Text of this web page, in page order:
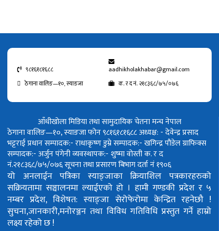
९८१६१८१६८८
aadhikholakhabar@gmail.com
ठेगाना वालिङ—१०, स्याङजा
क. र द नं. २१८३६८/७५/०७६
आँधीखोला मिडिया तथा सामुदायिक चेतना मन्च नेपाल
ठेगाना वालिङ—१०, स्याङजा फोन ९८१६१८१६८८अध्यक्ष: - देवेन्द्र प्रसाद
भट्टराईप्रधान सम्पादक:- राधाकृष्ण डुम्रेसम्पादक:- खगिन्द्र पौडेलग्राफिक्स
सम्पादक:- अर्जुन पंगेनीव्यवस्थापक:- शुष्मा वोस्तीक. र द
नं.२१८३६८/७५/०७६सूचना तथा प्रसारण बिभाग दर्ता नं १९०६
यो अनलाईन पत्रिका स्याङ्जाका क्रियाशिल पत्रकारहरुको
सक्रियतामा सञ्चालनमा ल्याईएको हो । हामी गण्डकी प्रदेश र ५
नम्बर प्रदेश, विशेषत: स्याङ्जा सेरोफेरोमा केन्द्रित रहनेछौ !
सुचना,जानकारी,मनोरञ्जन तथा विविध गतिविधि प्रस्तुत गर्ने हाम्रो
लक्ष्य रहेको छ !